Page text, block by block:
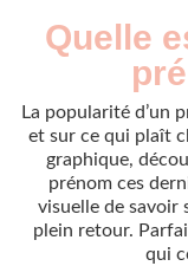
Quelle
La popularité d’un
et sur ce qui plaît
graphique,
prénom ces
visuelle de savoir
plein retour.
qui
Popularité du
prénom Halim par
Année
Nouveaux-
nés
2016
6
2017
5
2021
6